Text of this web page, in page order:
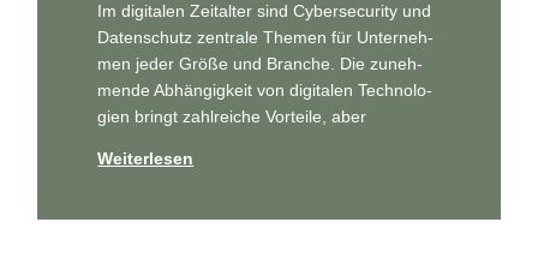
Im digi­ta­len Zeit­al­ter sind Cyber­se­cu­ri­ty und
Daten­schutz zen­tra­le The­men für Unter­neh­
men jeder Grö­ße und Bran­che. Die zuneh­
men­de Abhän­gig­keit von digi­ta­len Tech­no­lo­
gien bringt zahl­rei­che Vor­tei­le, aber
Weiterlesen